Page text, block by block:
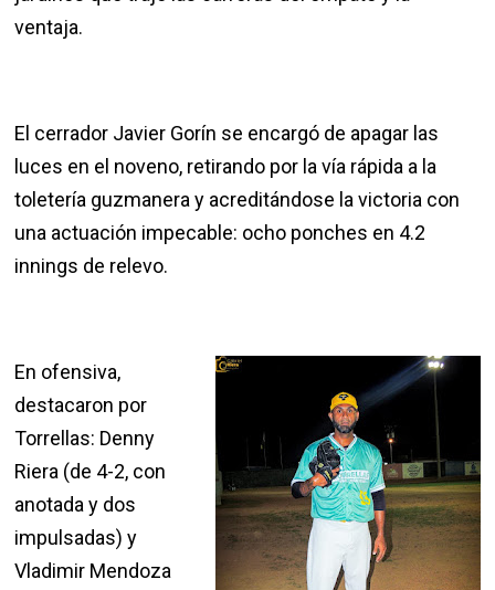
ventaja.
El cerrador Javier Gorín se encargó de apagar las
luces en el noveno, retirando por la vía rápida a la
toletería guzmanera y acreditándose la victoria con
una actuación impecable: ocho ponches en 4.2
innings de relevo.
En ofensiva,
destacaron por
Torrellas: Denny
Riera (de 4-2, con
anotada y dos
impulsadas) y
Vladimir Mendoza